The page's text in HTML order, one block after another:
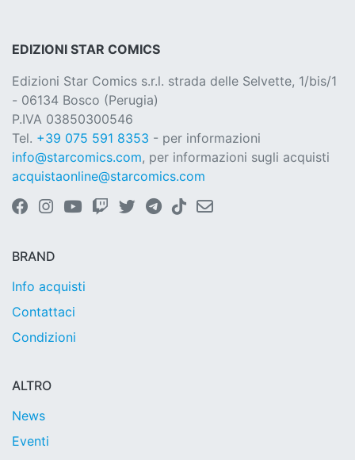
EDIZIONI STAR COMICS
Edizioni Star Comics s.r.l. strada delle Selvette, 1/bis/1
- 06134 Bosco (Perugia)
P.IVA 03850300546
Tel. +39 075 591 8353 - per informazioni
info@starcomics.com, per informazioni sugli acquisti
acquistaonline@starcomics.com
BRAND
Info acquisti
Contattaci
Condizioni
ALTRO
News
Eventi